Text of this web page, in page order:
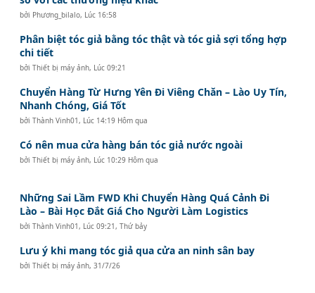
bởi Phương_bilalo, Lúc 16:58
Phân biệt tóc giả bằng tóc thật và tóc giả sợi tổng hợp
chi tiết
bởiThiết bị máy ảnh, Lúc 09:21
Chuyển Hàng Từ Hưng Yên Đi Viêng Chăn – Lào Uy Tín,
Nhanh Chóng, Giá Tốt
bởiThành Vinh01 , Lúc 14:19 Hôm qua
Có nên mua cửa hàng bán tóc giả nước ngoài
bởiThiết bị máy ảnh, Lúc 10:29 Hôm qua
Những Sai Lầm FWD Khi Chuyển Hàng Quá Cảnh Đi
Lào – Bài Học Đắt Giá Cho Người Làm Logistics
bởiThành Vinh01 , Lúc 09:21, Thứ bảy
Lưu ý khi mang tóc giả qua cửa an ninh sân bay
bởiThiết bị máy ảnh,31/7/26